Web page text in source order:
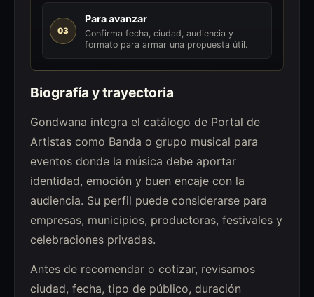
03
Para avanzar
Confirma fecha, ciudad, audiencia y
formato para armar una propuesta útil.
Biografía y trayectoria
Gondwana integra el catálogo de Portal de
Artistas como Banda o grupo musical para
eventos donde la música debe aportar
identidad, emoción y buen encaje con la
audiencia. Su perfil puede considerarse para
empresas, municipios, productoras, festivales y
celebraciones privadas.
Antes de recomendar o cotizar, revisamos
ciudad, fecha, tipo de público, duración